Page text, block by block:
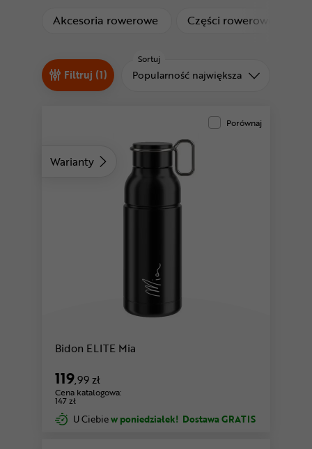
Buty
Odżywki
Akcesoria rowerowe produktyCzęści rowerowe
Filtruj (1)
Sortuj
Sortuj od
Popularność największa
Warianty
Porównaj
Bidon ELITE Mia
119,99 zł
Cena katalogowa:
147 zł
U Ciebiew poniedziałek! Dostawa GRATIS